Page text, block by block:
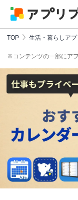
TOP 生活・暮らしアプ
※コンテンツの一部にア